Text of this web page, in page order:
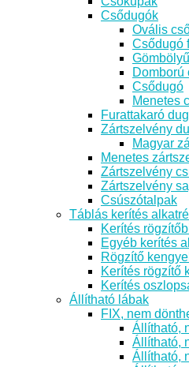
Csődugók
Ovális
Csődugó
Domború
Csődugó
Menetes
Furattakaró
Zártszelvény
Magyar
Menetes
Zártszelvény
Zártszelvény
Csúszótalpak
Táblás kerítés
Kerítés
Egyéb kerítés
Rögzítő
Kerítés rögzítő
Kerítés
Állítható lábak
FIX, nem
Állítható,
Állítható,
Állítható,